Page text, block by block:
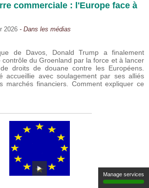
commerciale : l'Europe face à
2026 - Dans les médias
de Davos, Donald Trump a finalement
du Groenland par la force et à lancer
droits de douane contre les Européens.
accueillie avec soulagement par ses alliés
marchés financiers. Comment expliquer ce
Manage services